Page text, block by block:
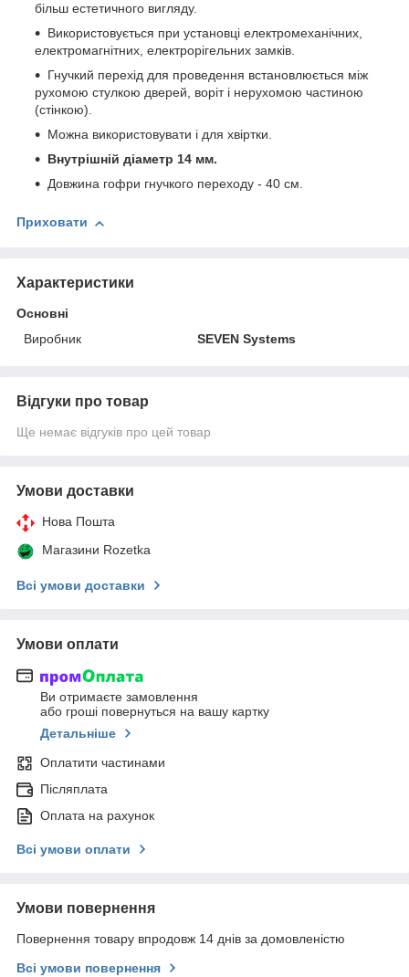
більш естетичного вигляду.
Використовується при установці електромеханічних,
електромагнітних, електрорігельних замків.
Гнучкий перехід для проведення встановлюється між
рухомою стулкою дверей, воріт і нерухомою частиною
(стінкою).
Можна використовувати і для хвіртки.
Внутрішній діаметр 14 мм.
Довжина гофри гнучкого переходу - 40 см.
Приховати
Характеристики
Основні
Виробник
SEVEN Systems
Відгуки про товар
Ще немає відгуків про цей товар
Умови доставки
Нова Пошта
Магазини Rozetka
Всі умови доставки
Умови оплати
Ви отримаєте замовлення
або гроші повернуться на вашу картку
Детальніше
Оплатити частинами
Післяплата
Оплата на рахунок
Всі умови оплати
Умови повернення
Повернення товару впродовж 14 днів за домовленістю
Всі умови повернення